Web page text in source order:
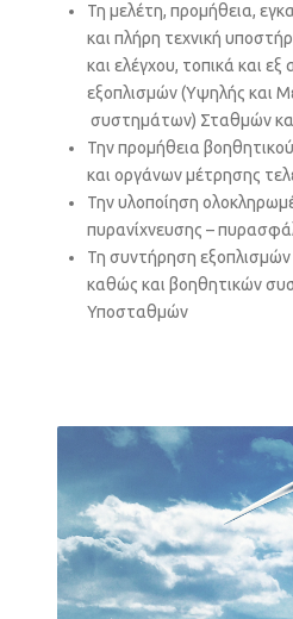
Τη μελέτη, προμήθεια,
και πλήρη τεχνική
και ελέγχου, τοπικά και
εξοπλισμών (Υψηλής και
συστημάτων) Σταθμών
Την προμήθεια
και οργάνων μέτρησης
Την υλοποίηση
πυρανίχνευσης –
Τη συντήρηση
καθώς και βοηθητικών
Υποσταθμών